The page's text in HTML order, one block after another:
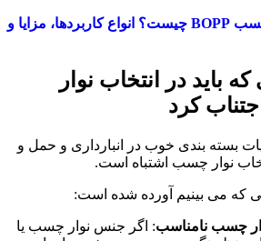
نوار چسب BOPP چیست؟ انواع کاربردها، مزایا و
باید در انتخاب نوار
کرد
بسته‌ بندی خوب در انبارداری و حمل ‌و
نوار چسب اشتباه است.
که می‌ بینیم آورده شده است:
چسب نامناسب: اگر جنس نوار چسب یا